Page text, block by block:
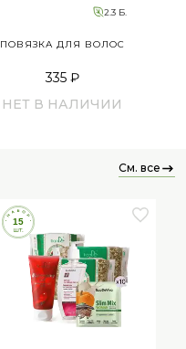
2.3 Б.
ПОВЯЗКА ДЛЯ ВОЛОС
335 ₽
НЕТ В НАЛИЧИИ
см. все